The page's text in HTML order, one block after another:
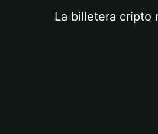
La billetera cripto